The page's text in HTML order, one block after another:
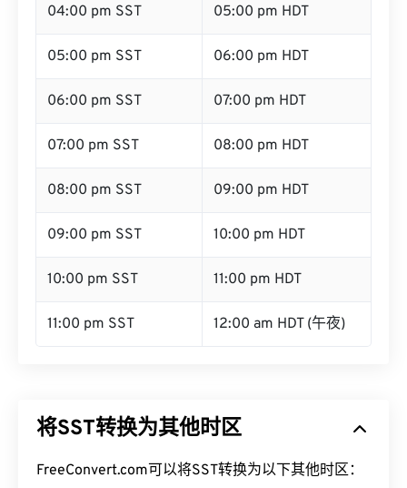
04:00 pm SST 05:00 pm HDT
05:00 pm SST 06:00 pm HDT
06:00 pm SST 07:00 pm HDT
07:00 pm SST 08:00 pm HDT
08:00 pm SST 09:00 pm HDT
09:00 pm SST 10:00 pm HDT
10:00 pm SST 11:00 pm HDT
11:00 pm SST 12:00 am HDT (午夜)
将SST转换为其他时区
FreeConvert.com可以将SST转换为以下其他时区：